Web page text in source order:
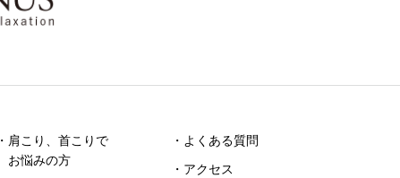
・肩こり、首こりで
お悩みの方
・よくある質問
・アクセス